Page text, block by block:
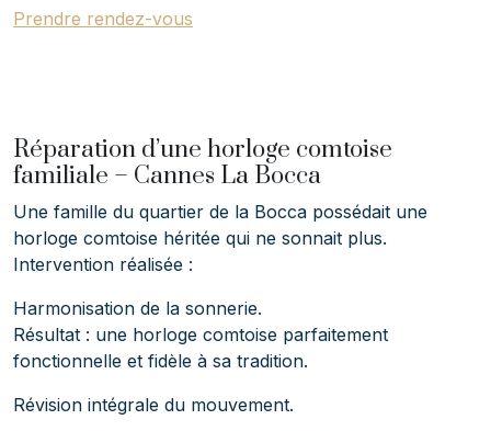
Prendre rendez-vous
Réparation d’une horloge comtoise
familiale – Cannes La Bocca
Une famille du quartier de la Bocca possédait une
horloge comtoise héritée qui ne sonnait plus.
Intervention réalisée :
Harmonisation de la sonnerie.
Résultat : une horloge comtoise parfaitement
fonctionnelle et fidèle à sa tradition.
Révision intégrale du mouvement.